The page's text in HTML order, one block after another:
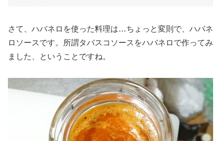
さて、ハバネロを使った料理は…ちょっと変則で、ハバネ
ロソースです。所謂タバスコソースをハバネロで作ってみ
ました、ということですね。